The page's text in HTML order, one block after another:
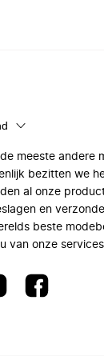
meeste andere
bezitten we
al onze
en
beste
van onze